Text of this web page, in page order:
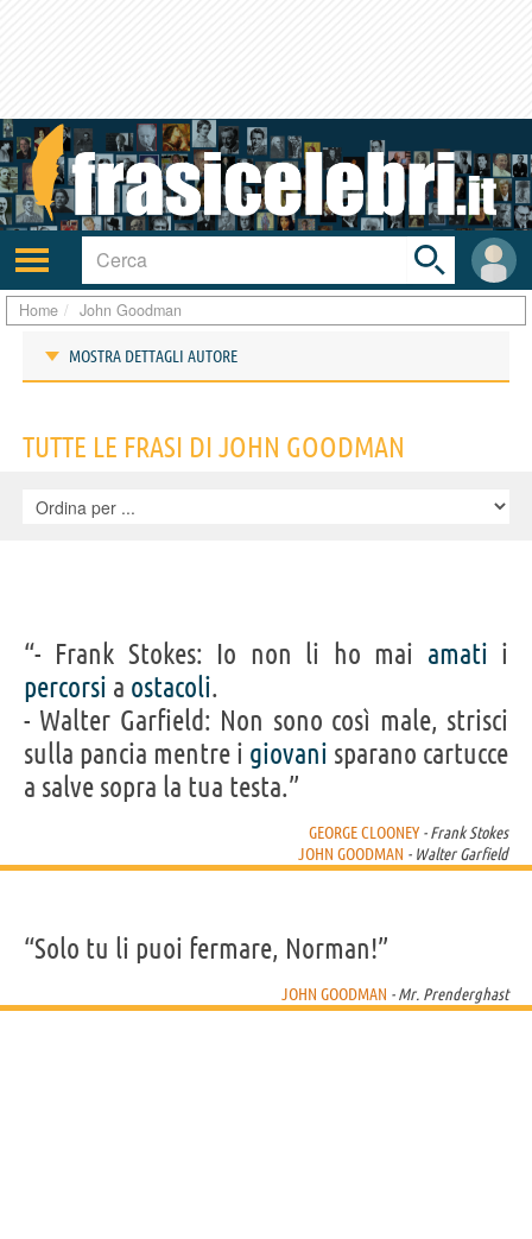
Attiva/disattiva
navigazione
User
area
Toggle
search
bar
Home John Goodman
MOSTRA DETTAGLI AUTORE
IDENTIKIT E DATI ANAGRAFICI
John
Cognome Goodman
Nato 20 giugno 1952
Sesso maschile
Nazionalità statunitense
Segno zodiacale Gemelli
FILM/CARTONI DI JOHN GOODMAN
all'uomo
TUTTE LE FRASI DI JOHN GOODMAN
“- Frank Stokes: Io non li ho mai amati i
percorsi a ostacoli.
- Walter Garfield: Non sono così male, strisci
sulla pancia mentre i giovani sparano cartucce
a salve sopra la tua testa.”
GEORGE CLOONEY - Frank Stokes
JOHN GOODMAN - Walter Garfield
“Solo tu li puoi fermare, Norman!”
JOHN GOODMAN - Mr. Prenderghast